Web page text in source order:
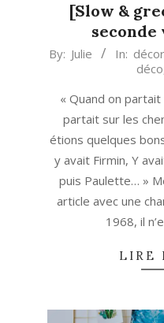
[Slow &
seconde
2022-
By: Julie In:
déco
« Quand on
partait sur les
étions quelques
y avait Firmin, Y
puis Paulette… »
article avec une
1968, il
LIRE